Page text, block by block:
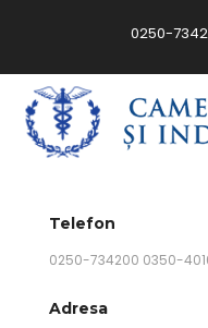
0250-
Telefon
0250-734200 0350-
Adresa